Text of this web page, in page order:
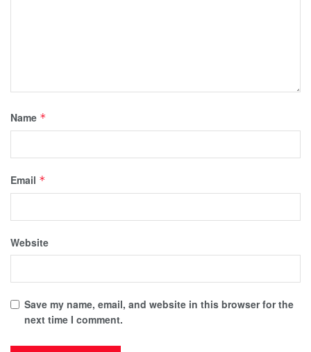
Name *
Email *
Website
Save my name, email, and website in this browser for the
next time I comment.